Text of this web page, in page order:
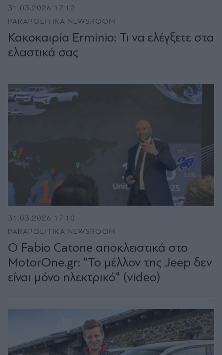
31.03.2026 17:12
PARAPOLITIKA NEWSROOM
Κακοκαιρία Erminio: Τι να ελέγξετε στα
ελαστικά σας
31.03.2026 17:10
PARAPOLITIKA NEWSROOM
Ο Fabio Catone αποκλειστικά στο
MotorOne.gr: "Το μέλλον της Jeep δεν
είναι μόνο ηλεκτρικό" (video)